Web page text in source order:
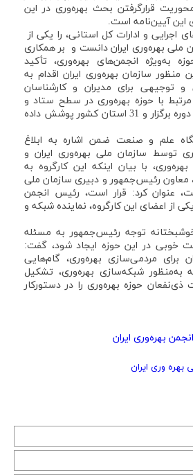
قرارگرفتن بحث بهره‌وری در این
این آیین‌نامه است.
اجرایی و ادارات کل استانی، را یکی از
بهره‌وری ایران دانست و بر همکاری
به‌ویژه انجمن‌های بهره‌وری، تأکید
سازمان بهره‌وری ایران اقدام به
و توجیهی برای مدیران و کارشناسان
با حوزه بهره‌وری در سطح ستاد و
واحدهای استانی کرد که 7 دوره برگزار و 31 استان کشور پوشش داده
علم و صنعت ضمن اشاره به ابلاغ
توسط سازمان ملی بهره‌وری ایران و
با بیان اینکه این کارگروه به
رئیس‌جمهور و دبیری سازمان ملی
عنوان کرد: قرار است، رئیس انجمن
از اعضای این کارگروه، نماینده شبکه و
توجه رئیس‌جمهور به مسئله
خوبی در این حوزه ایجاد شود، گفت:
برای مردمی‌سازی بهره‌وری، گام‌هایی
به‌منظور شبکه‌سازی بهره‌وری، تشکیل
حوزه بهره‌وری را در دستورکار
بهره‌وری ایران
وری ایران